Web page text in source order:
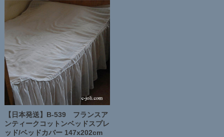
【日本発送】B-539 フランスア
ンティークコットンベッドスプレ
ッド/ベッドカバー 147x202cm